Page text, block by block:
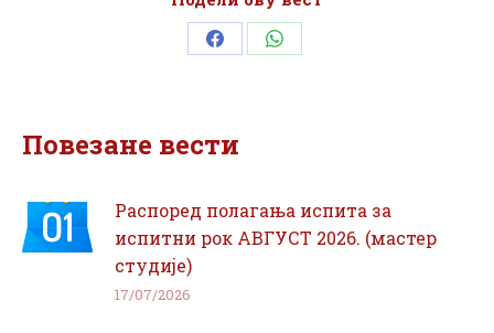
Share Share
Повезане вести
Распоред полагања испита за
испитни рок АВГУСТ 2026. (мастер
студије)
17/07/2026